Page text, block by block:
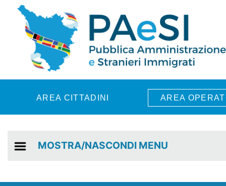
Skip to main content
AREA CITTADINI AREA
MOSTRA/NASCONDI MENU